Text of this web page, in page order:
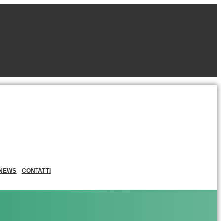
CONTATTI